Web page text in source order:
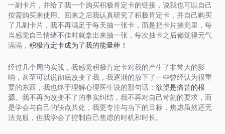
一副卡片，并给了我一个购买积极肯定卡的链接，说我也可以自己
按需购买来使用。回来之后我认真研究了积极肯定卡，并自己购买
了几副卡片，我不再满足于每天抽一张卡，而是把卡片揣兜里，每
当感觉自己情绪不佳时就拿出来抽一张，每次抽卡之后都觉得元气
满满， 积极肯定卡成为了我的能量棒！
经过几个周的实践，我感觉积极肯定卡对我的产生了非常大的影
响，甚至可以说彻底改变了我，我逐渐的放下了一些曾经认为很重
要的东西，我也终于理解心理医生说的那句话： 欲望是痛苦的根
源。我不再为改变不了的事实纠结，我不再对自己苛刻的要求，而
是学会与自己的缺点共处，我更专注与当下的目标，焦虑虽然还无
法克服，但我学会了控制自己焦虑的时机和时长。